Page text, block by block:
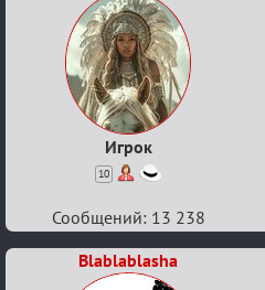
Игрок
10
Сообщений: 13 238
Blablablasha